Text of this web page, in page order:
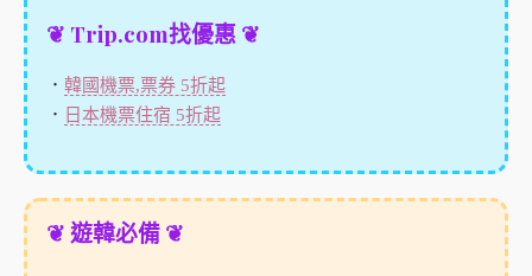
❦ Trip.com找優惠 ❦
． 韓國機票,票券 5折起
． 日本機票住宿 5折起
❦ 遊韓必備 ❦